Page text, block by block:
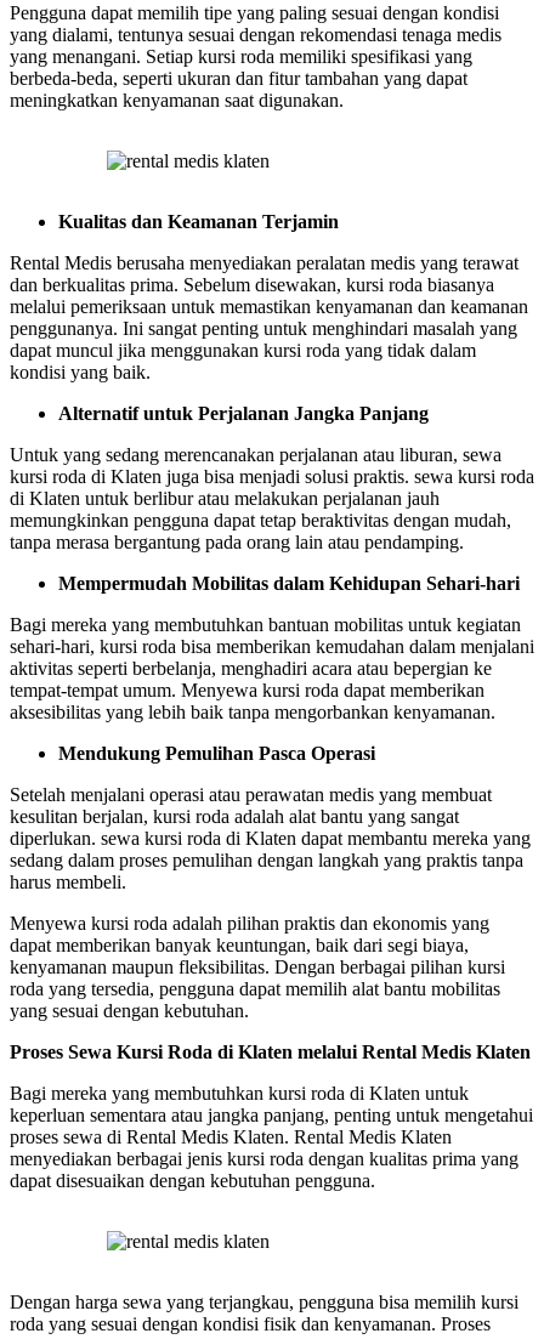
Pengguna dapat memilih tipe yang paling sesuai dengan kondisi
yang dialami, tentunya sesuai dengan rekomendasi tenaga medis
yang menangani. Setiap kursi roda memiliki spesifikasi yang
berbeda-beda, seperti ukuran dan fitur tambahan yang dapat
meningkatkan kenyamanan saat digunakan.
Kualitas dan Keamanan Terjamin
Rental Medis berusaha menyediakan peralatan medis yang terawat
dan berkualitas prima. Sebelum disewakan, kursi roda biasanya
melalui pemeriksaan untuk memastikan kenyamanan dan keamanan
penggunanya. Ini sangat penting untuk menghindari masalah yang
dapat muncul jika menggunakan kursi roda yang tidak dalam
kondisi yang baik.
Alternatif untuk Perjalanan Jangka Panjang
Untuk yang sedang merencanakan perjalanan atau liburan, sewa
kursi roda di Klaten juga bisa menjadi solusi praktis. sewa kursi roda
di Klaten untuk berlibur atau melakukan perjalanan jauh
memungkinkan pengguna dapat tetap beraktivitas dengan mudah,
tanpa merasa bergantung pada orang lain atau pendamping.
Mempermudah Mobilitas dalam Kehidupan Sehari-hari
Bagi mereka yang membutuhkan bantuan mobilitas untuk kegiatan
sehari-hari, kursi roda bisa memberikan kemudahan dalam menjalani
aktivitas seperti berbelanja, menghadiri acara atau bepergian ke
tempat-tempat umum. Menyewa kursi roda dapat memberikan
aksesibilitas yang lebih baik tanpa mengorbankan kenyamanan.
Mendukung Pemulihan Pasca Operasi
Setelah menjalani operasi atau perawatan medis yang membuat
kesulitan berjalan, kursi roda adalah alat bantu yang sangat
diperlukan. sewa kursi roda di Klaten dapat membantu mereka yang
sedang dalam proses pemulihan dengan langkah yang praktis tanpa
harus membeli.
Menyewa kursi roda adalah pilihan praktis dan ekonomis yang
dapat memberikan banyak keuntungan, baik dari segi biaya,
kenyamanan maupun fleksibilitas. Dengan berbagai pilihan kursi
roda yang tersedia, pengguna dapat memilih alat bantu mobilitas
yang sesuai dengan kebutuhan.
Proses Sewa Kursi Roda di Klaten melalui Rental Medis Klaten
Bagi mereka yang membutuhkan kursi roda di Klaten untuk
keperluan sementara atau jangka panjang, penting untuk mengetahui
proses sewa di Rental Medis Klaten. Rental Medis Klaten
menyediakan berbagai jenis kursi roda dengan kualitas prima yang
dapat disesuaikan dengan kebutuhan pengguna.
Dengan harga sewa yang terjangkau, pengguna bisa memilih kursi
roda yang sesuai dengan kondisi fisik dan kenyamanan. Proses